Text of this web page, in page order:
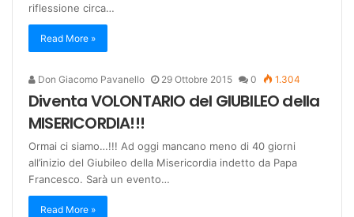
riflessione circa…
Read More »
Don Giacomo Pavanello 29 Ottobre 2015 0 1.304
Diventa VOLONTARIO del GIUBILEO della
MISERICORDIA!!!
Ormai ci siamo…!!! Ad oggi mancano meno di 40 giorni
all’inizio del Giubileo della Misericordia indetto da Papa
Francesco. Sarà un evento…
Read More »